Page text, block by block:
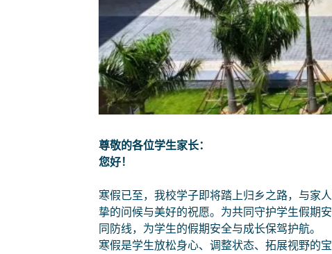
尊敬的各位学生家长：
您好！
寒假已至，我校学子即将踏上归乡之路，与家
挚的问候与美好的祝愿。为共同守护学生假期
同防线，为学生的假期安全与成长保驾护航。
寒假是学生放松身心、调整状态、拓展视野的